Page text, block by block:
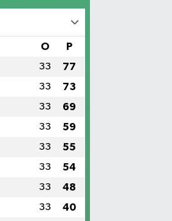
O P
33 77
33 73
33 69
33 59
33 55
33 54
33 48
33 40